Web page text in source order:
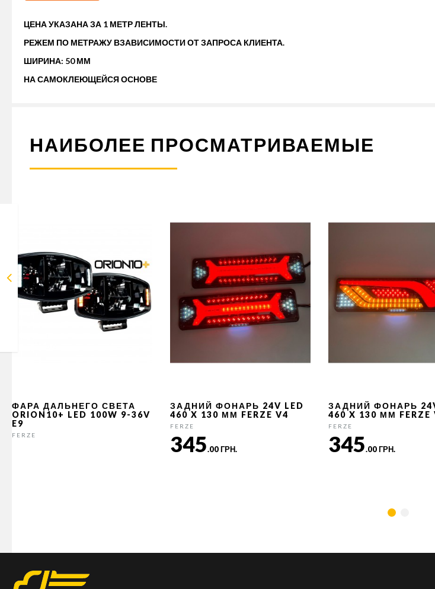
ЦЕНА УКАЗАНА ЗА 1 МЕТР ЛЕНТЫ.
РЕЖЕМ ПО МЕТРАЖУ ВЗАВИСИМОСТИ ОТ ЗАПРОСА КЛИЕНТА.
ШИРИНА: 50 ММ
НА САМОКЛЕЮЩЕЙСЯ ОСНОВЕ
НАИБОЛЕЕ ПРОСМАТРИВАЕМЫЕ
ФАРА ДАЛЬНЕГО СВЕТА
ORION10+ LED 100W 9-36V
E9
FERZE
ЗАДНИЙ ФОНАРЬ 24V LED
460 X 130 ММ FERZE V4
FERZE
345.00 ГРН.
ЗАДНИЙ ФОНАРЬ
460 X 130 ММ FERZE
FERZE
345.00 ГРН.